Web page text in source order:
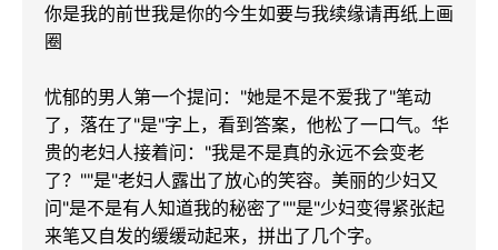
你是我的前世我是你的今生如要与我续缘请再纸上画
圈
忧郁的男人第一个提问："她是不是不爱我了"笔动
了，落在了"是"字上，看到答案，他松了一口气。华
贵的老妇人接着问："我是不是真的永远不会变老
了？""是"老妇人露出了放心的笑容。美丽的少妇又
问"是不是有人知道我的秘密了""是"少妇变得紧张起
来笔又自发的缓缓动起来，拼出了几个字。